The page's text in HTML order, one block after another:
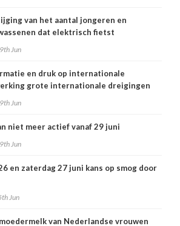
van het aantal jongeren en
dat elektrisch fietst
Jun
en druk op internationale
grote internationale dreigingen
Jun
niet meer actief vanaf 29 juni
Jun
en zaterdag 27 juni kans op smog door
Jun
moedermelk van Nederlandse vrouwen